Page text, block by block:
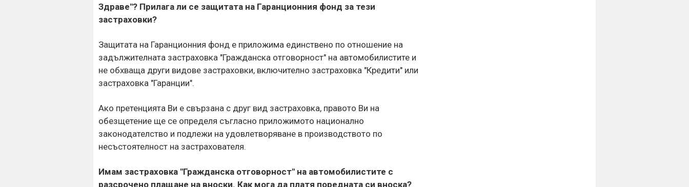
Здраве"? Прилага ли се защитата на Гаранционния фонд за тези
застраховки?
Защитата на Гаранционния фонд е приложима единствено по отношение на
задължителната застраховка "Гражданска отговорност" на автомобилистите и
не обхваща други видове застраховки, включително застраховка "Кредити" или
застраховка "Гаранции".
Ако претенцията Ви е свързана с друг вид застраховка, правото Ви на
обезщетение ще се определя съгласно приложимото национално
законодателство и подлежи на удовлетворяване в производството по
несъстоятелност на застрахователя.
Имам застраховка "Гражданска отговорност" на автомобилистите с
разсрочено плащане на вноски. Как мога да платя поредната си вноска?